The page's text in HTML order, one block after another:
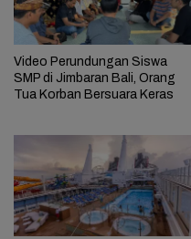
Video Perundungan Siswa
SMP di Jimbaran Bali, Orang
Tua Korban Bersuara Keras